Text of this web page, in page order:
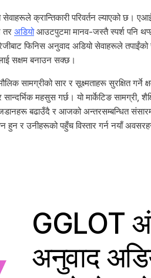
क्रान्तिकारी परिवर्तन ल्याएको छ।
तर अडियोआउटपुटमा मानव-जस्तै स्पर्श पनि
फिनिस अनुवाद अडियो सेवाहरूले
सक्षम बनाउन सक्छ।
सामग्रीको सार र सूक्ष्मताहरू सुरक्षित गर्ने
महसुस गर्छ। यो मार्केटिङ सामग्री,
जडानहरू बढाउँदै र आजको अन्तरसम्बन्धित
हुन र उनीहरूको पहुँच विस्तार गर्न नयाँ
GGLOT
अनुवाद